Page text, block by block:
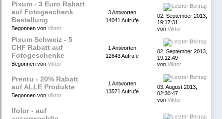
Pixum - 3 Euro Rabatt
auf Fotogeschenk
Bestellung
Begonnen von Viktor
3 Antworten
14041 Aufrufe
02. September 2013,
19:17:31
von Viktor
Pixum Schweiz - 5
CHF Rabatt auf
Fotogeschenke
Begonnen von Viktor
1 Antworten
12643 Aufrufe
02. September 2013,
19:12:49
von Viktor
Prentu - 20% Rabatt
auf ALLE Produkte
Begonnen von Viktor
1 Antworten
13571 Aufrufe
03. August 2013,
02:30:47
von Viktor
Ifolor - auf